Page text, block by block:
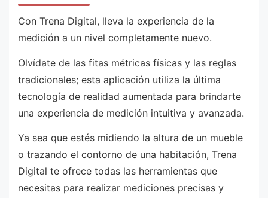
Con Trena Digital, lleva la experiencia de la
medición a un nivel completamente nuevo.
Olvídate de las fitas métricas físicas y las reglas
tradicionales; esta aplicación utiliza la última
tecnología de realidad aumentada para brindarte
una experiencia de medición intuitiva y avanzada.
Ya sea que estés midiendo la altura de un mueble
o trazando el contorno de una habitación, Trena
Digital te ofrece todas las herramientas que
necesitas para realizar mediciones precisas y